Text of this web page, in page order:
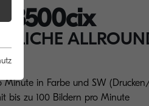
Minute in Farbe und SW
bis zu 100 Bildern pro Minute